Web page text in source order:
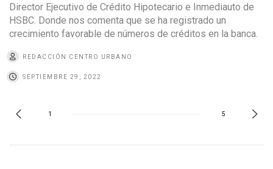
Director Ejecutivo de Crédito Hipotecario e Inmediauto de
HSBC. Donde nos comenta que se ha registrado un
crecimiento favorable de números de créditos en la banca.
REDACCIÓN CENTRO URBANO
SEPTIEMBRE 29, 2022
1 5